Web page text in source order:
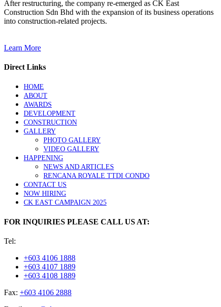
After restructuring, the company re-emerged as CK East
Construction Sdn Bhd with the expansion of its business operations
into construction-related projects.
Learn More
Direct Links
HOME
ABOUT
AWARDS
DEVELOPMENT
CONSTRUCTION
GALLERY
PHOTO GALLERY
VIDEO GALLERY
HAPPENING
NEWS AND ARTICLES
RENCANA ROYALE TTDI CONDO
CONTACT US
NOW HIRING
CK EAST CAMPAIGN 2025
FOR INQUIRIES PLEASE CALL US AT:
Tel:
+603 4106 1888
+603 4107 1889
+603 4108 1889
Fax: +603 4106 2888